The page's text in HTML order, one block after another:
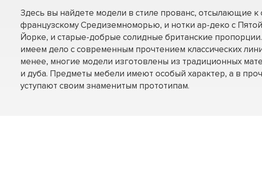
Здесь вы найдете модели в стиле прованс, отсылающие к
французскому Средиземноморью, и нотки ар-деко с
Йорке, и старые-добрые солидные британские
имеем дело с современным прочтением классических
менее, многие модели изготовлены из традиционных
и дуба. Предметы мебели имеют особый характер, а в
уступают своим знаменитым прототипам.